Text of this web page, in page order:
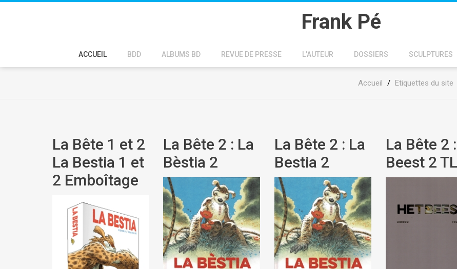
Frank Pé
ACCUEIL BDD ALBUMS BD REVUE DE PRESSE L'AUTEUR DOSSIERS SCULPTURES
Accueil / Etiquettes du site
La Bête 1 et 2
La Bestia 1 et
2 Emboîtage
La Bête 2 : La
Bèstia 2
La Bête 2 : La
Bestia 2
La Bête 2
Beest 2 TL